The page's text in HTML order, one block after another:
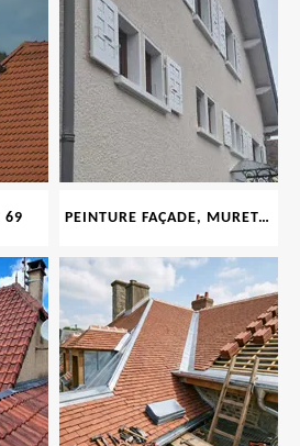
69 PEINTURE FAÇADE, MURET, TOITURE, BOISERIE, FERRONERIE, GOUTTIÈRE 69